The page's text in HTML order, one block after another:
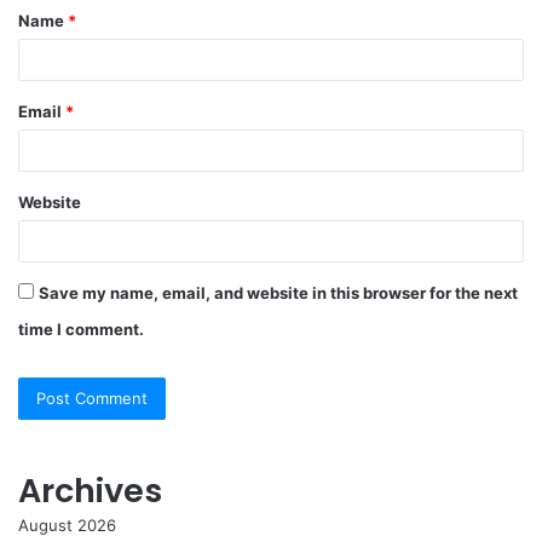
*
Name *
Email *
Website
Save my name, email, and website in this browser for the next
time I comment.
Archives
August 2026